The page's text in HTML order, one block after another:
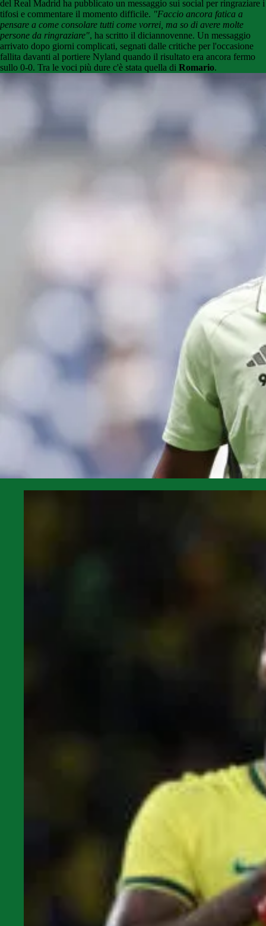
del Real Madrid ha pubblicato un messaggio sui social per ringraziare i
tifosi e commentare il momento difficile. "Faccio ancora fatica a
pensare a come consolare tutti come vorrei, ma so di avere molte
persone da ringraziare", ha scritto il diciannovenne. Un messaggio
arrivato dopo giorni complicati, segnati dalle critiche per l'occasione
fallita davanti al portiere Nyland quando il risultato era ancora fermo
sullo 0-0. Tra le voci più dure c'è stata quella di Romario.